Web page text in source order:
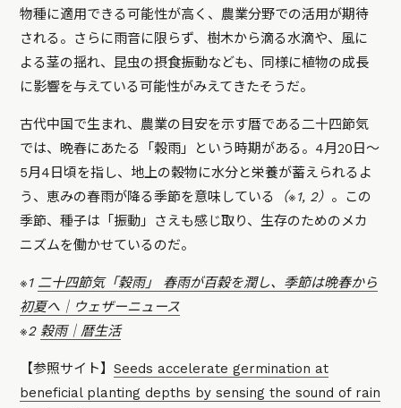
物種に適用できる可能性が高く、農業分野での活用が期待
される。さらに雨音に限らず、樹木から滴る水滴や、風に
よる茎の揺れ、昆虫の摂食振動なども、同様に植物の成長
に影響を与えている可能性がみえてきたそうだ。
古代中国で生まれ、農業の目安を示す暦である二十四節気
では、晩春にあたる「穀雨」という時期がある。4月20日〜
5月4日頃を指し、地上の穀物に水分と栄養が蓄えられるよ
う、恵みの春雨が降る季節を意味している
（※1, 2） 。この
季節、種子は「振動」さえも感じ取り、生存のためのメカ
ニズムを働かせているのだ。
※1 二十四節気「穀雨」 春雨が百穀を潤し、季節は晩春から
初夏へ｜ウェザーニュース
※2穀雨｜暦生活
【参照サイト】Seeds accelerate germination at
beneficial planting depths by sensing the sound of rain